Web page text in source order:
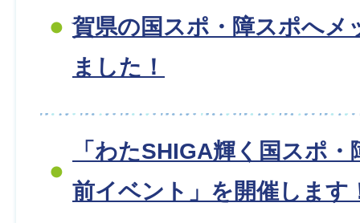
賀県の国スポ・障スポへメ
ました！
「わたSHIGA輝く国スポ
前イベント」を開催します